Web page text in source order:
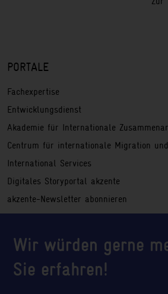
PORTALE
Fachexpertise
Entwicklungsdienst
Akademie für Internationale
Centrum für internationale Migration
International Services
Digitales Storyportal akzente
akzente-Newsletter abonnieren
Service
Impressum
Rechtliche Hinweise
Wir würden gerne
Sie erfahren!